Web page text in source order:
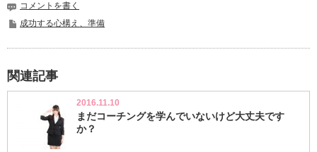
コメントを書く
成功する心構え、準備
関連記事
2016.11.10
まだコーチングを学んでいないけど大丈夫です
か？